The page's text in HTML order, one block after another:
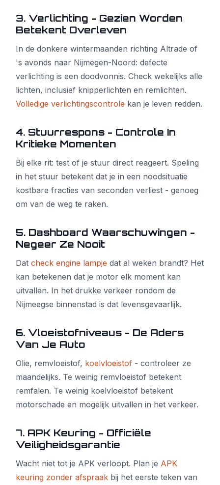
3. Verlichting - Gezien Worden
Betekent Overleven
In de donkere wintermaanden richting Altrade of
's avonds naar Nijmegen-Noord: defecte
verlichting is een doodvonnis. Check wekelijks alle
lichten, inclusief knipperlichten en remlichten.
Volledige verlichtingscontrole kan je leven redden.
4. Stuurrespons - Controle In
Kritieke Momenten
Bij elke rit: test of je stuur direct reageert. Speling
in het stuur betekent dat je in een noodsituatie
kostbare fracties van seconden verliest - genoeg
om van de weg te raken.
5. Dashboard Waarschuwingen -
Negeer Ze Nooit
Dat check engine lampje dat al weken brandt? Het
kan betekenen dat je motor elk moment kan
uitvallen. In het drukke verkeer rondom de
Nijmeegse binnenstad is dat levensgevaarlijk.
6. Vloeistofniveaus - De Aders
Van Je Auto
Olie, remvloeistof, koelvloeistof - controleer ze
maandelijks. Te weinig remvloeistof betekent
remfalen. Te weinig koelvloeistof betekent
motorschade en mogelijk uitvallen in het verkeer.
7. APK Keuring - Officiële
Veiligheidsgarantie
Wacht niet tot je APK verloopt. Plan je APK
keuring zonder afspraak bij het eerste teken van